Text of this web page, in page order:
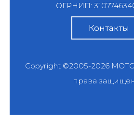
ОГРНИП:
Контакты
Copyright ©2005-2026
права